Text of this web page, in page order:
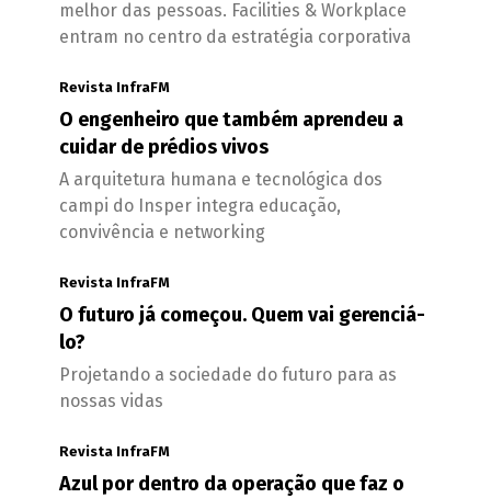
melhor das pessoas. Facilities & Workplace
entram no centro da estratégia corporativa
Revista InfraFM
O engenheiro que também aprendeu a
cuidar de prédios vivos
A arquitetura humana e tecnológica dos
campi do Insper integra educação,
convivência e networking
Revista InfraFM
O futuro já começou. Quem vai gerenciá-
lo?
Projetando a sociedade do futuro para as
nossas vidas
Revista InfraFM
Azul por dentro da operação que faz o